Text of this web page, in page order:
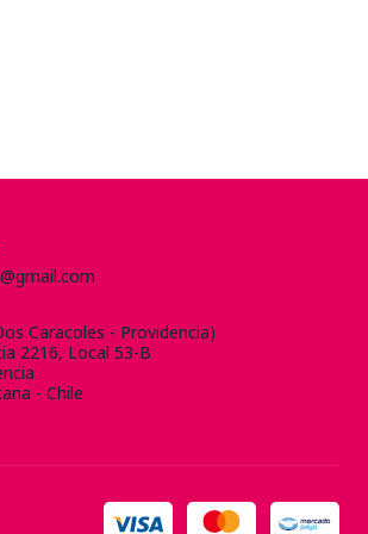
Caracoles - Providencia)
2216, Local 53-B
- Chile